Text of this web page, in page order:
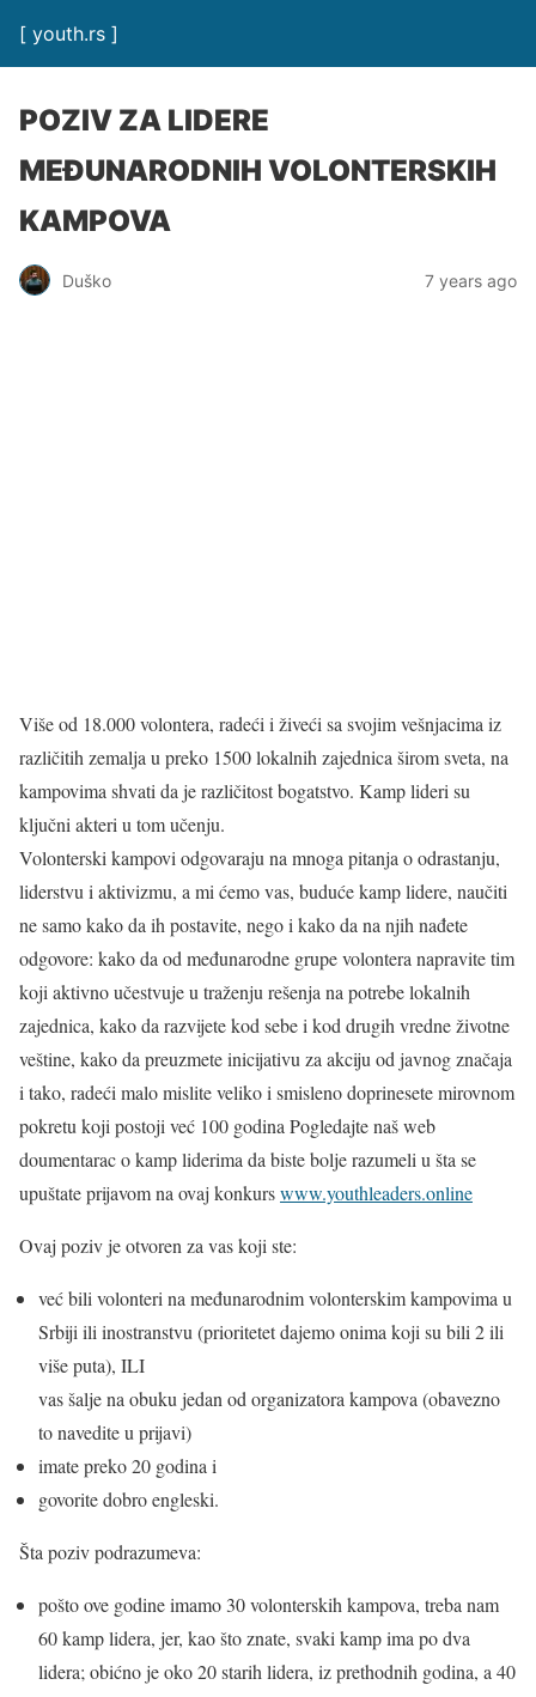
[ youth.rs ]
POZIV ZA LIDERE
MEĐUNARODNIH VOLONTERSKIH
KAMPOVA
Duško 7 years ago
Više od 18.000 volontera, radeći i živeći sa svojim vešnjacima iz
različitih zemalja u preko 1500 lokalnih zajednica širom sveta, na
kampovima shvati da je različitost bogatstvo. Kamp lideri su
ključni akteri u tom učenju.
Volonterski kampovi odgovaraju na mnoga pitanja o odrastanju,
liderstvu i aktivizmu, a mi ćemo vas, buduće kamp lidere, naučiti
ne samo kako da ih postavite, nego i kako da na njih nađete
odgovore: kako da od međunarodne grupe volontera napravite tim
koji aktivno učestvuje u traženju rešenja na potrebe lokalnih
zajednica, kako da razvijete kod sebe i kod drugih vredne životne
veštine, kako da preuzmete inicijativu za akciju od javnog značaja
i tako, radeći malo mislite veliko i smisleno doprinesete mirovnom
pokretu koji postoji već 100 godina Pogledajte naš web
doumentarac o kamp liderima da biste bolje razumeli u šta se
upuštate prijavom na ovaj konkurswww.youthleaders.online
Ovaj poziv je otvoren za vas koji ste:
već bili volonteri na međunarodnim volonterskim kampovima u
Srbiji ili inostranstvu (prioritetet dajemo onima koji su bili 2 ili
više puta), ILI
vas šalje na obuku jedan od organizatora kampova (obavezno
to navedite u prijavi)
imate preko 20 godina i
govorite dobro engleski.
Šta poziv podrazumeva:
pošto ove godine imamo 30 volonterskih kampova, treba nam
60 kamp lidera, jer, kao što znate, svaki kamp ima po dva
lidera; obićno je oko 20 starih lidera, iz prethodnih godina, a 40